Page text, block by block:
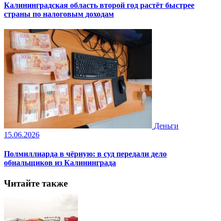
Калининградская область второй год растёт быстрее
страны по налоговым доходам
Деньги
15.06.2026
Полмиллиарда в чёрную: в суд передали дело
обнальщиков из Калининграда
Читайте также